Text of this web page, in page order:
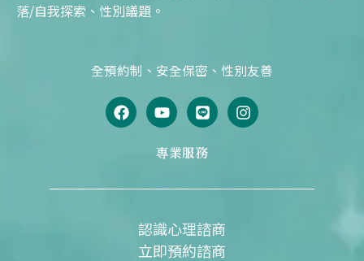
落/自我探索、性別議題。
全預約制、安全保密、性別友善
F
a
c
o
Y
o
u
t
u
e
L
i
n
e
I
n
s
r
專業服務
認識心理諮商
立即預約諮商